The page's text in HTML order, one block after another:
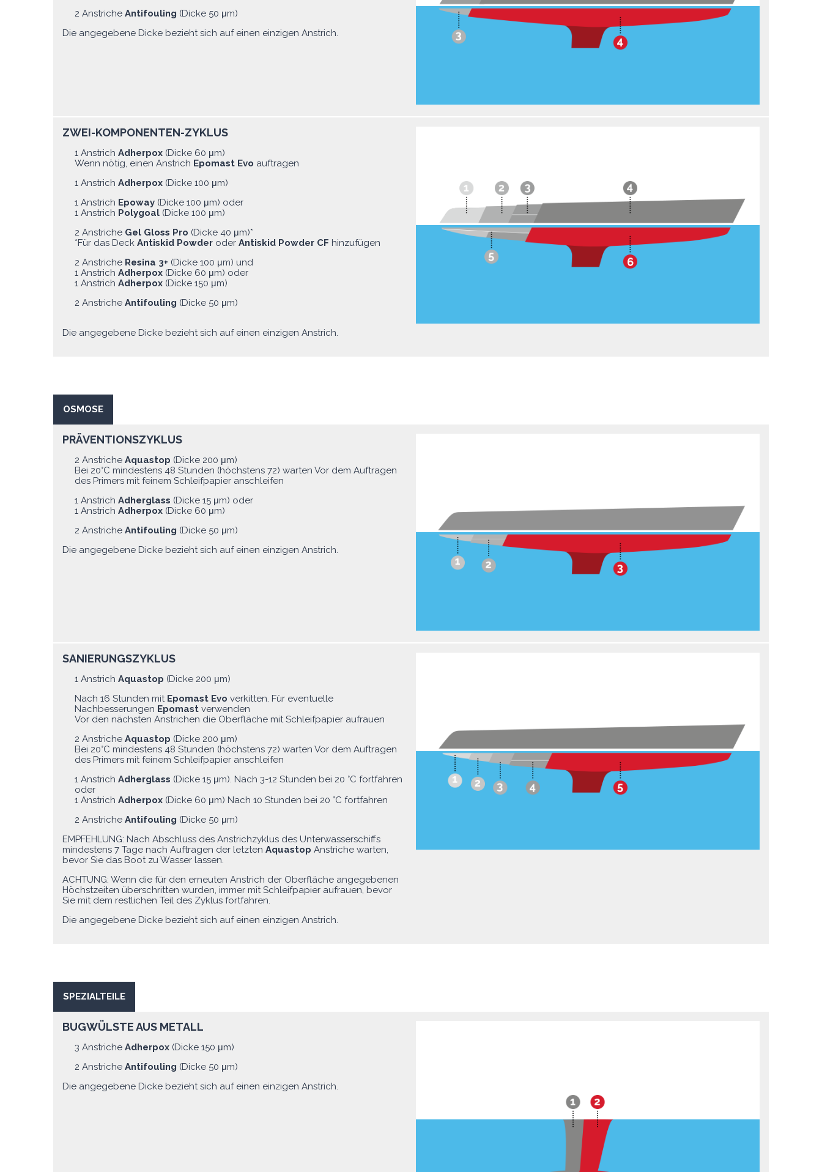
2 Anstriche Antifouling (Dicke 50 μm)
Die angegebene Dicke bezieht sich auf einen einzigen Anstrich.
ZWEI-KOMPONENTEN-ZYKLUS
1 Anstrich Adherpox (Dicke 60 μm)
Wenn nötig, einen Anstrich Epomast Evo auftragen
1 Anstrich Adherpox (Dicke 100 μm)
1 Anstrich Epoway (Dicke 100 μm) oder
1 Anstrich Polygoal (Dicke 100 μm)
2 Anstriche Gel Gloss Pro (Dicke 40 μm)*
*Für das Deck Antiskid Powder oder Antiskid Powder CF hinzufügen
2 Anstriche Resina 3+ (Dicke 100 μm) und
1 Anstrich Adherpox (Dicke 60 μm) oder
1 Anstrich Adherpox (Dicke 150 μm)
2 Anstriche Antifouling (Dicke 50 μm)
Die angegebene Dicke bezieht sich auf einen einzigen Anstrich.
OSMOSE
PRÄVENTIONSZYKLUS
2 Anstriche Aquastop (Dicke 200 μm)
Bei 20°C mindestens 48 Stunden (höchstens 72) warten Vor dem Auftragen
des Primers mit feinem Schleifpapier anschleifen
1 Anstrich Adherglass (Dicke 15 μm) oder
1 Anstrich Adherpox (Dicke 60 μm)
2 Anstriche Antifouling (Dicke 50 μm)
Die angegebene Dicke bezieht sich auf einen einzigen Anstrich.
SANIERUNGSZYKLUS
1 Anstrich Aquastop (Dicke 200 μm)
Nach 16 Stunden mit Epomast Evo verkitten. Für eventuelle
Nachbesserungen Epomast verwenden
Vor den nächsten Anstrichen die Oberfläche mit Schleifpapier aufrauen
2 Anstriche Aquastop (Dicke 200 μm)
Bei 20°C mindestens 48 Stunden (höchstens 72) warten Vor dem Auftragen
des Primers mit feinem Schleifpapier anschleifen
1 Anstrich Adherglass (Dicke 15 μm). Nach 3-12 Stunden bei 20 °C fortfahren
oder
1 Anstrich Adherpox (Dicke 60 μm) Nach 10 Stunden bei 20 °C fortfahren
2 Anstriche Antifouling (Dicke 50 μm)
EMPFEHLUNG: Nach Abschluss des Anstrichzyklus des Unterwasserschiffs
mindestens 7 Tage nach Auftragen der letzten Aquastop Anstriche warten,
bevor Sie das Boot zu Wasser lassen.
ACHTUNG: Wenn die für den erneuten Anstrich der Oberfläche angegebenen
Höchstzeiten überschritten wurden, immer mit Schleifpapier aufrauen, bevor
Sie mit dem restlichen Teil des Zyklus fortfahren.
Die angegebene Dicke bezieht sich auf einen einzigen Anstrich.
SPEZIALTEILE
BUGWÜLSTE AUS METALL
3 Anstriche Adherpox (Dicke 150 μm)
2 Anstriche Antifouling (Dicke 50 μm)
Die angegebene Dicke bezieht sich auf einen einzigen Anstrich.